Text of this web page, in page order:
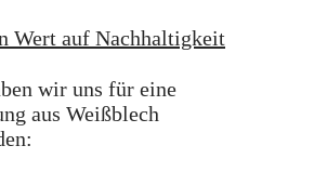
Wert auf Nachhaltigkeit
wir uns für eine
aus Weißblech